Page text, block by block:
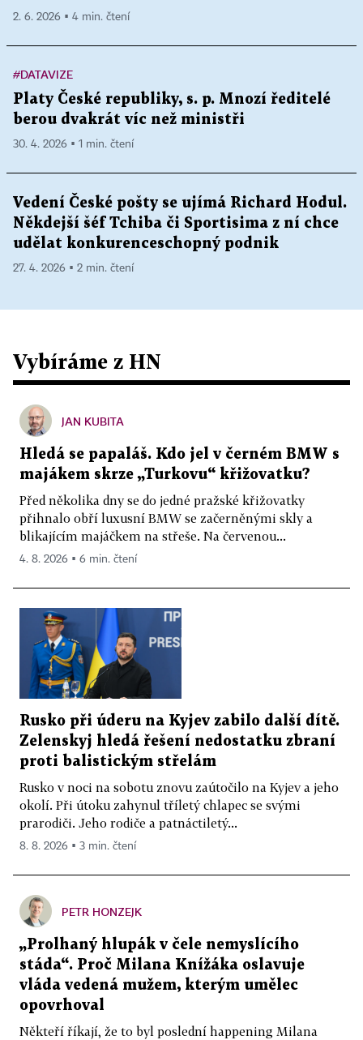
2. 6. 2026 ▪ 4 min. čtení
#DATAVIZE
Platy České republiky, s. p. Mnozí ředitelé
berou dvakrát víc než ministři
30. 4. 2026 ▪ 1 min. čtení
Vedení České pošty se ujímá Richard Hodul.
Někdejší šéf Tchiba či Sportisima z ní chce
udělat konkurenceschopný podnik
27. 4. 2026 ▪ 2 min. čtení
Vybíráme z HN
JAN KUBITA
Hledá se papaláš. Kdo jel v černém BMW s
majákem skrze „Turkovu“ křižovatku?
Před několika dny se do jedné pražské křižovatky
přihnalo obří luxusní BMW se začerněnými skly a
blikajícím majáčkem na střeše. Na červenou...
4. 8. 2026 ▪ 6 min. čtení
Rusko při úderu na Kyjev zabilo další dítě.
Zelenskyj hledá řešení nedostatku zbraní
proti balistickým střelám
Rusko v noci na sobotu znovu zaútočilo na Kyjev a jeho
okolí. Při útoku zahynul tříletý chlapec se svými
prarodiči. Jeho rodiče a patnáctiletý...
8. 8. 2026 ▪ 3 min. čtení
PETR HONZEJK
„Prolhaný hlupák v čele nemyslícího
stáda“. Proč Milana Knížáka oslavuje
vláda vedená mužem, kterým umělec
opovrhoval
Někteří říkají, že to byl poslední happening Milana